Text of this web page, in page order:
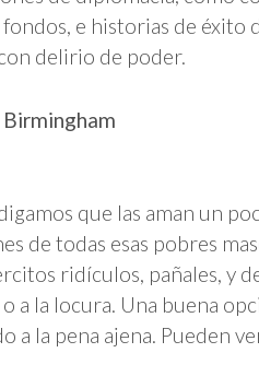
e historias de éxito
delirio de poder.
que las aman un
de todas esas pobres
ridículos, pañales, y
a la locura. Una buena
a la pena ajena. Pueden